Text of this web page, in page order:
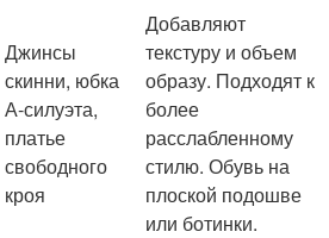
Джинсы
скинни, юбка
А-силуэта,
платье
свободного
кроя
Добавляют
текстуру и объем
образу. Подходят к
более
расслабленному
стилю. Обувь на
плоской подошве
или ботинки.